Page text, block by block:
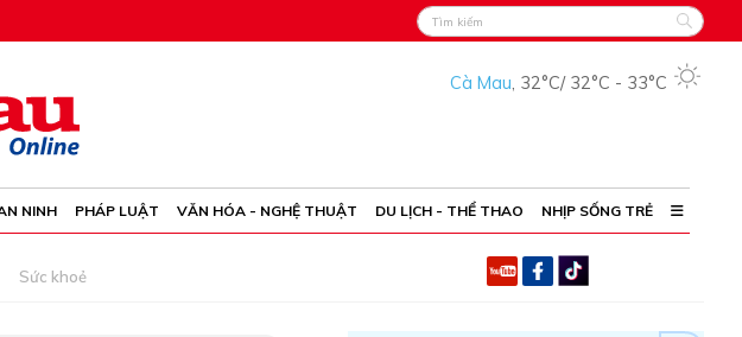
Cà Mau, 32°C/ 32°C - 33°C
NINH PHÁP LUẬT VĂN HÓA - NGHỆ THUẬT DU LỊCH - THỂ THAO NHỊP SỐNG TRẺ
Sức khoẻ